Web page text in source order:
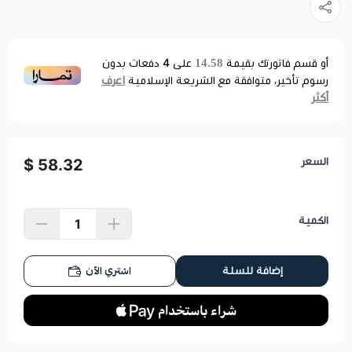
أو قسم فاتورتك بقيمة 14.58 على 4 دفعات بدون
رسوم تأخير، متوافقة مع الشريعة الإسلامية اعرف
أكثر
السعر 58.32 $
الكمية
إضافة للسلة اشتري الآن